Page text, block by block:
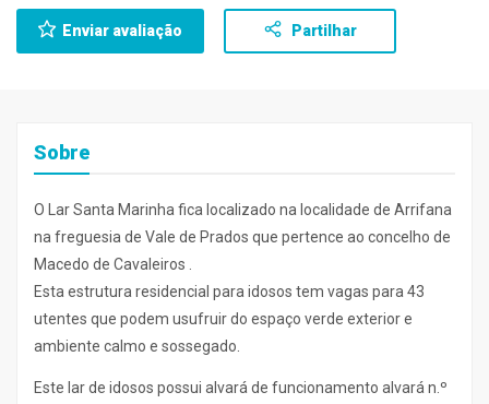
Enviar avaliação Partilhar
Sobre
O Lar Santa Marinha fica localizado na localidade de Arrifana
na freguesia de Vale de Prados que pertence ao concelho de
Macedo de Cavaleiros .
Esta estrutura residencial para idosos tem vagas para 43
utentes que podem usufruir do espaço verde exterior e
ambiente calmo e sossegado.
Este lar de idosos possui alvará de funcionamento alvará n.º